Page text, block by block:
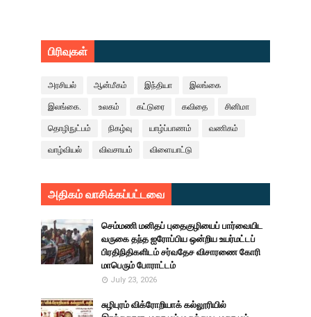
பிரிவுகள்
அரசியல் ஆன்மீகம் இந்தியா இலங்கை
இலங்கை. உலகம் கட்டுரை கவிதை சினிமா
தொழிநுட்பம் நிகழ்வு யாழ்ப்பாணம் வணிகம்
வாழ்வியல் விவசாயம் விளையாட்டு
அதிகம் வாசிக்கப்பட்டவை
செம்மணி மனிதப் புதைகுழியைப் பார்வையிட
வருகை தந்த ஐரோப்பிய ஒன்றிய உயர்மட்டப்
பிரதிநிதிகளிடம் சர்வதேச விசாரணை கோரி
மாபெரும் போராட்டம்
July 23, 2026
சுழிபுரம் விக்ரோறியாக் கல்லூரியில்